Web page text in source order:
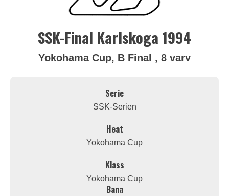
SSK-Final Karlskoga 1994
Yokohama Cup, B Final , 8 varv
Serie
SSK-Serien
Heat
Yokohama Cup
Klass
Yokohama Cup
Bana